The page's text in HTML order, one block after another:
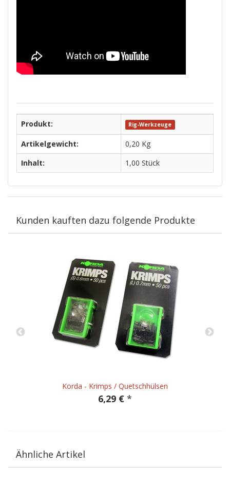
Produkt: Rig-Werkzeuge
Artikelgewicht: 0,20 Kg
Inhalt:
1,00 Stück
Kunden kauften dazu folgende Produkte
Korda - Krimps / Quetschhülsen
6,29 € *
Ähnliche Artikel